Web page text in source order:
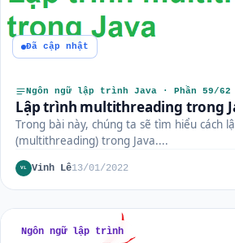
Đã cập nhật
Ngôn ngữ lập trình Java · Phần 59/62
Lập trình multithreading trong
Trong bài này, chúng ta sẽ tìm hiểu cách
(multithreading) trong Java....
VL Vinh Lê13/01/2022
Ngôn ngữ lập trình